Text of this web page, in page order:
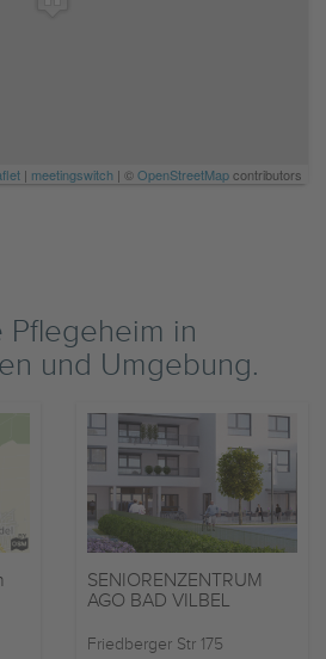
| meetingswitch | ©OpenStreetMapcontributors
Pflegeheim in
und Umgebung.
SENIORENZENTRUM
AGO BAD VILBEL
Friedberger Str 175